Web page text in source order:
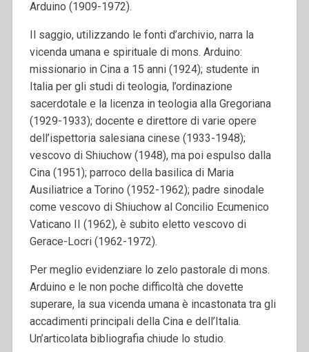
Arduino (1909-1972).
Il saggio, utilizzando le fonti d’archivio, narra la
vicenda umana e spirituale di mons. Arduino:
missionario in Cina a 15 anni (1924); studente in
Italia per gli studi di teologia, l’ordinazione
sacerdotale e la licenza in teologia alla Gregoriana
(1929-1933); docente e direttore di varie opere
dell’ispettoria salesiana cinese (1933-1948);
vescovo di Shiuchow (1948), ma poi espulso dalla
Cina (1951); parroco della basilica di Maria
Ausiliatrice a Torino (1952-1962); padre sinodale
come vescovo di Shiuchow al Concilio Ecumenico
Vaticano II (1962), è subito eletto vescovo di
Gerace-Locri (1962-1972).
Per meglio evidenziare lo zelo pastorale di mons.
Arduino e le non poche difficoltà che dovette
superare, la sua vicenda umana è incastonata tra gli
accadimenti principali della Cina e dell’Italia.
Un’articolata bibliografia chiude lo studio.